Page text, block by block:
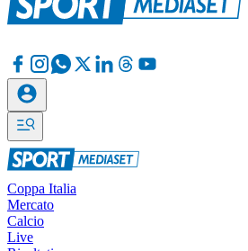
Coppa Italia
Mercato
Calcio
Live